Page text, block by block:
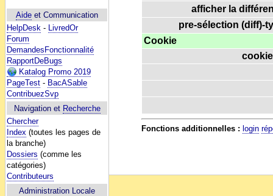
Aide et Communication
HelpDesk - LivredOr
Forum
DemandesFonctionnalité
RapportDeBugs
Katalog Promo 2019
PageTest - BacASable
ContribuezSvp
Navigation et Recherche
Chercher
Index (toutes les pages de
la branche)
Dossiers (comme les
catégories)
Contributeurs
Administration Locale
afficher la
pre-sélection (diff)-
Cookie
Fonctions additionnelles : login